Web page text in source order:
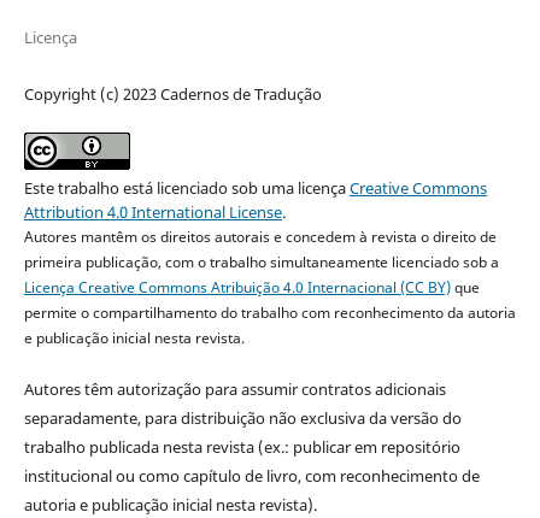
Licença
Copyright (c) 2023 Cadernos de Tradução
Este trabalho está licenciado sob uma licençaCreative Commons
Attribution 4.0 International License.
Autores mantêm os direitos autorais e concedem à revista o direito de
primeira publicação, com o trabalho simultaneamente licenciado sob a
Licença Creative Commons Atribuição 4.0 Internacional (CC BY)que
permite o compartilhamento do trabalho com reconhecimento da autoria
e publicação inicial nesta revista.
Autores têm autorização para assumir contratos adicionais
separadamente, para distribuição não exclusiva da versão do
trabalho publicada nesta revista (ex.: publicar em repositório
institucional ou como capítulo de livro, com reconhecimento de
autoria e publicação inicial nesta revista).